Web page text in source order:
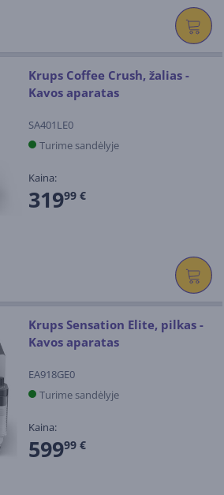
Krups Coffee Crush, žalias -
Kavos aparatas
SA401LE0
Turime sandėlyje
Kaina:
31999 €
Krups Sensation Elite, pilkas -
Kavos aparatas
EA918GE0
Turime sandėlyje
Kaina:
59999 €